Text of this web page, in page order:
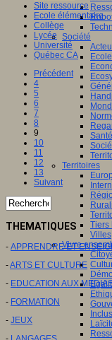
Société
Santé
Territoires
Tiers
Villes
Vivre
Site ressource
Ecole élémentaire
Collège
Lycée
Université
Québec CA
Précédent
4
5
6
7
8
9
10
11
12
13
Suivant
THEMATIQUES
- APPRENDRE ET
-ARTS ET CULTURE
- EDUCATION AUX
- FORMATION
- JEUX